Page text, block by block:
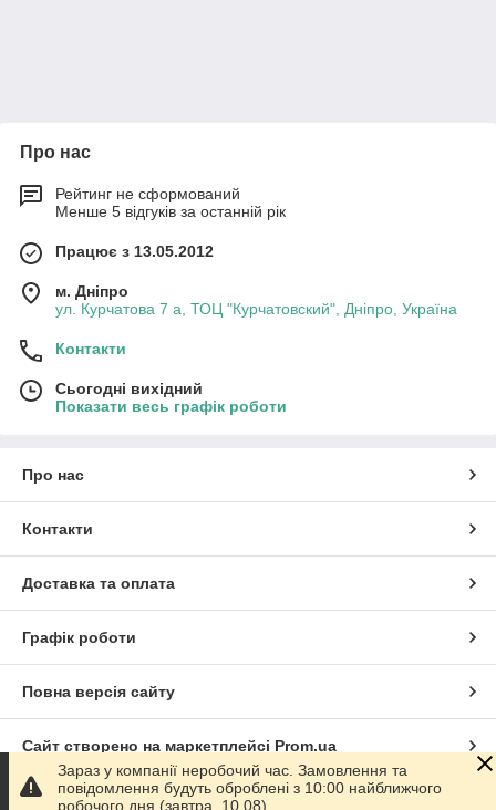
Про нас
Рейтинг не сформований
Менше 5 відгуків за останній рік
Працює з 13.05.2012
м. Дніпро
ул. Курчатова 7 а, ТОЦ "Курчатовский", Дніпро, Україна
Контакти
Сьогодні вихідний
Показати весь графік роботи
Про нас
Контакти
Доставка та оплата
Графік роботи
Повна версія сайту
Сайт створено на маркетплейсі Prom.ua
Політика конфіденційності
Зараз у компанії неробочий час. Замовлення та
повідомлення будуть оброблені з 10:00 найближчого
робочого дня (завтра, 10.08).